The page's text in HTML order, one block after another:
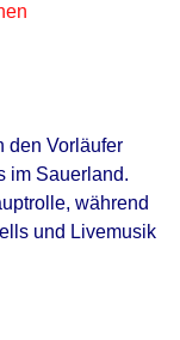
den Vorläufer
im Sauerland.
während
und Livemusik